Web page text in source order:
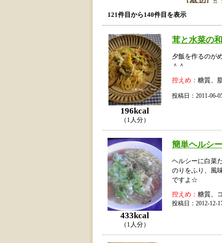
121件目から140件目を表示
196kcal
（1人分）
茸と水菜の
夕飯を作るのが
＾＾
控えめ： 糖質、
投稿日：2011-
433kcal
（1人分）
簡単ヘルシ
ヘルシーに白菜
のりをふり、風
ですよ☆
控えめ： 糖質、
投稿日：2012-